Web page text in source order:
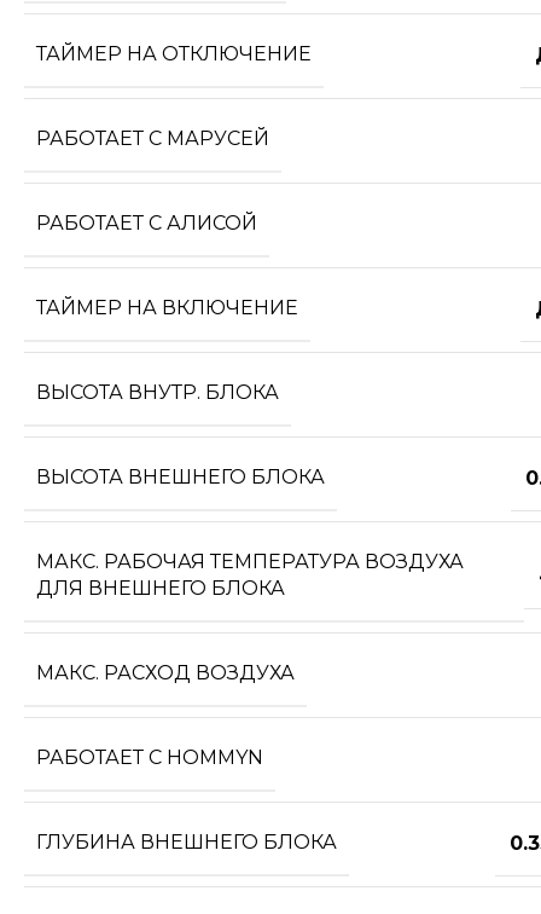
ТАЙМЕР НА ОТКЛЮЧЕНИЕ
РАБОТАЕТ С МАРУСЕЙ
РАБОТАЕТ С АЛИСОЙ
ТАЙМЕР НА ВКЛЮЧЕНИЕ
ВЫСОТА ВНУТР. БЛОКА
ВЫСОТА ВНЕШНЕГО БЛОКА
МАКС. РАБОЧАЯ ТЕМПЕРАТУРА ВОЗДУХА
ДЛЯ ВНЕШНЕГО БЛОКА
МАКС. РАСХОД ВОЗДУХА
РАБОТАЕТ С HOMMYN
ГЛУБИНА ВНЕШНЕГО БЛОКА